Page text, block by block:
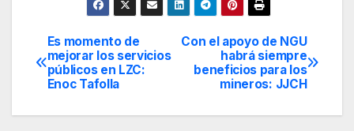
Navegación
de
entradas
Con el apoyo de NGU
habrá siempre
beneficios para los
mineros: JJCH
Es momento de
mejorar los servicios
públicos en LZC:
Enoc Tafolla